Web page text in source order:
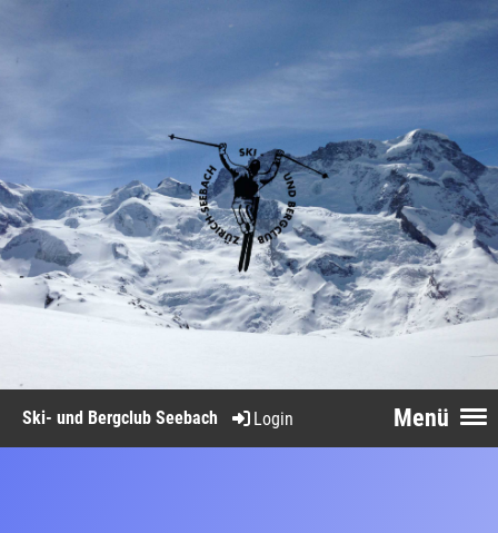
Menü
Login
Ski- und Bergclub Seebach